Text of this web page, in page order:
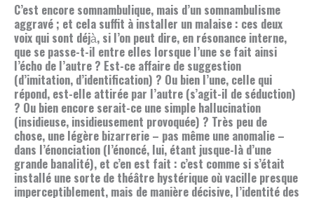
C’est encore somnambulique, mais d’un somnambulisme
aggravé ; et cela suffit à installer un malaise : ces deux
voix qui sont déjà̀, si l’on peut dire, en résonance interne,
que se passe-t-il entre elles lorsque l’une se fait ainsi
l’écho de l’autre ? Est-ce affaire de suggestion
(d’imitation, d’identification) ? Ou bien l’une, celle qui
répond, est-elle attirée par l’autre (s’agit-il de séduction)
? Ou bien encore serait-ce une simple hallucination
(insidieuse, insidieusement provoquée) ? Très peu de
chose, une légère bizarrerie – pas même une anomalie –
dans l’énonciation (l’énoncé, lui, étant jusque-là d’une
grande banalité), et c’en est fait : c’est comme si s’était
installé une sorte de théâtre hystérique où vacille presque
imperceptiblement, mais de manière décisive, l’identité des